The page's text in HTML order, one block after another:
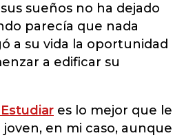
sueños no ha dejado
parecía que nada
a su vida la oportunidad
a edificar su
es lo mejor que le
en mi caso, aunque